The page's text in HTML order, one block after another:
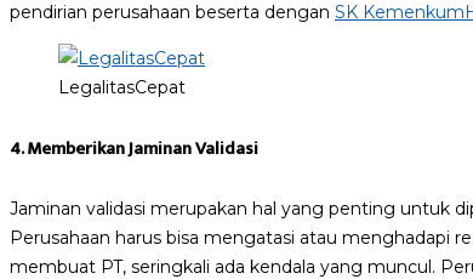
pendirian perusahaan beserta dengan SK
LegalitasCepat
4. Memberikan Jaminan Validasi
Jaminan validasi merupakan hal yang penting untuk
Perusahaan harus bisa mengatasi atau menghadapi
membuat PT, seringkali ada kendala yang muncul.